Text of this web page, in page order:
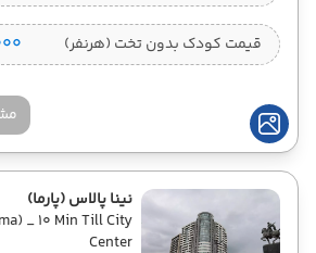
قیمت کودک بدون تخت (هرنفر)
نینا پالاس (پارما)
_ 10 Min Till City
Center